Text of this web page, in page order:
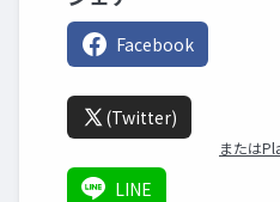
Facebook
(Twitter)
または
LINE